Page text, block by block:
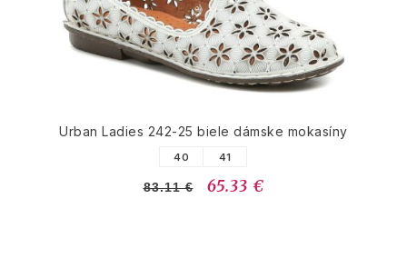
Urban Ladies 242-25 biele dámske mokasíny
40 41
83.11 € 65.33 €